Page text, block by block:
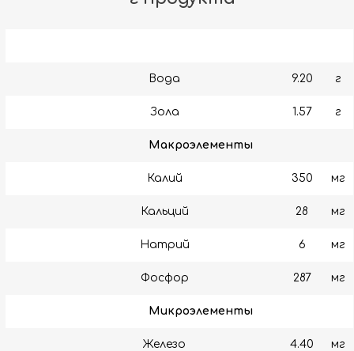
Вода 9.20 г
Зола 1.57 г
Макроэлементы
Калий 350 мг
Кальций 28 мг
Натрий 6 мг
Фосфор 287 мг
Микроэлементы
Железо 4.40 мг